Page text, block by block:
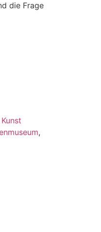
die Frage
Kunst
,